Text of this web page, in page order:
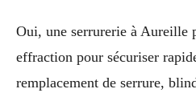
Oui, une serrurerie à Aureille
effraction pour sécuriser
remplacement de serrure,